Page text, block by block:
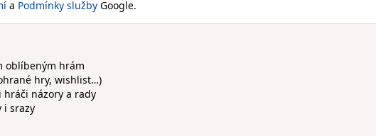
a Podmínky služby Google.
oblíbeným hrám
hry, wishlist…)
hráči názory a rady
i srazy